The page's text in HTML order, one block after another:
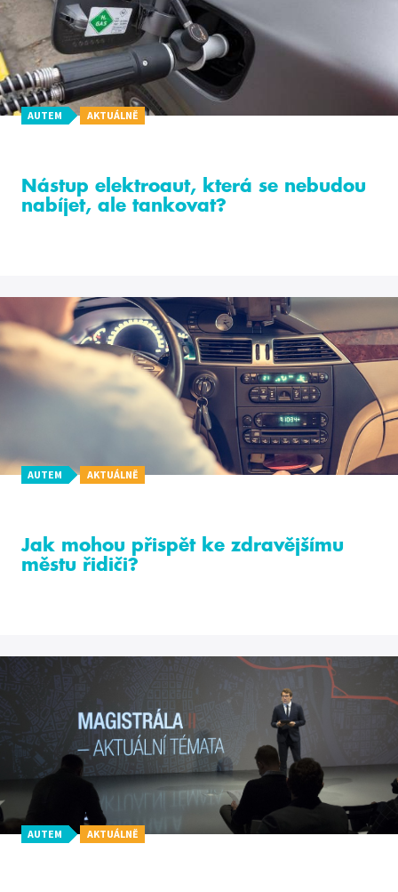
AUTEM AKTUÁLNĚ
Nástup elektroaut, která se nebudou
nabíjet, ale tankovat?
AUTEM AKTUÁLNĚ
Jak mohou přispět ke zdravějšímu
městu řidiči?
AUTEM AKTUÁLNĚ